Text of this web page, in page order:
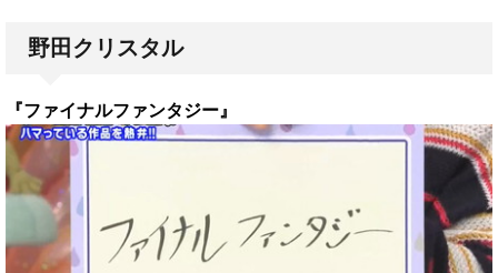
野田クリスタル
『ファイナルファンタジー』